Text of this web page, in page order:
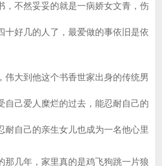
，不然妥妥的就是一病娇女文青，伤
十好几的人了，最爱做的事依旧是依
大到他这个书香世家出身的传统男
自己爱人糜烂的过去，能忍耐自己的
耐自己的亲生女儿也成为一名他心里
几年，家里真的是鸡飞狗跳一片狼